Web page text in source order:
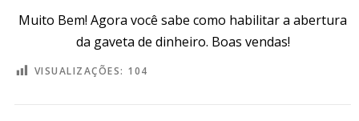
Muito Bem! Agora você sabe como habilitar a abertura
da gaveta de dinheiro. Boas vendas!
VISUALIZAÇÕES: 104